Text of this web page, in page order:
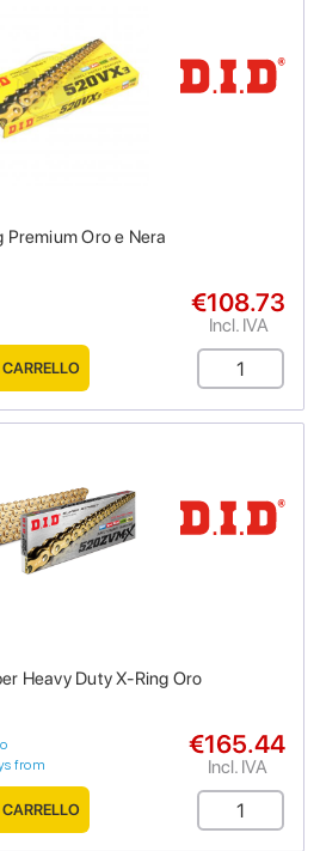
Premium Oro e Nera
€108.73
Incl. IVA
Heavy Duty X-Ring Oro
from
€165.44
Incl. IVA